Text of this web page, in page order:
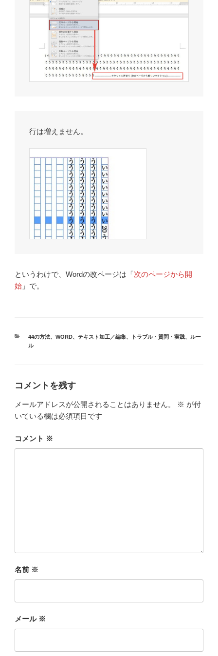
行は増えません。
というわけで、Wordの改ページは「次のページから開
始 」で。
カ
テ
44の方法、 WORD、 テキスト加工／編集、 トラブル・質問・実践、
ルー
ル
コメントを残す
メールアドレスが公開されることはありません。 ※ が付
いている欄は必須項目です
コメント ※
名前 ※
メール ※